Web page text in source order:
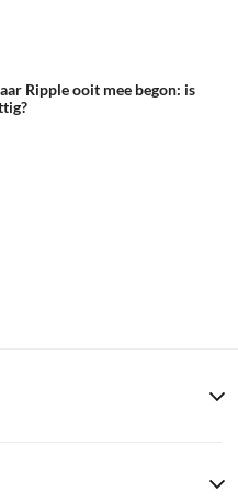
Ripple ooit mee begon: is